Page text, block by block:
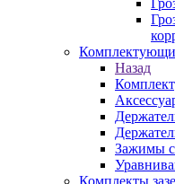
Назад
Зажимы
Комплекты